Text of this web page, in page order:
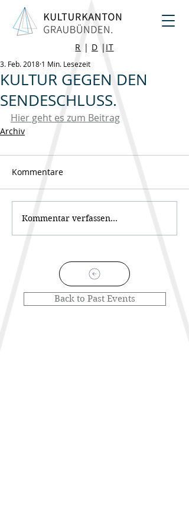
R | D | IT
KULTUR GEGEN DEN
SENDESCHLUSS.
3. Feb. 2018 1 Min. Lesezeit
Hier geht es zum Beitrag
Archiv
Kommentare
Kommentar verfassen...
Back to Past Events